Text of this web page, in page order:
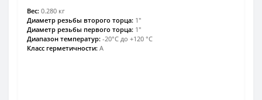
Вес: 0.280 кг
Диаметр резьбы второго торца: 1″
Диаметр резьбы первого торца: 1″
Диапазон температур: -20°С до +120 °С
Класс герметичности: А